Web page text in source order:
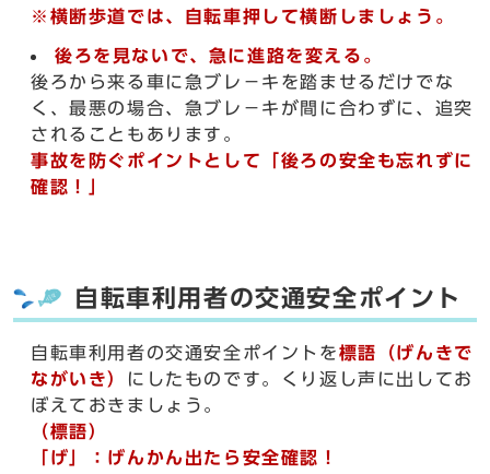
※横断歩道では、自転車押して横断しましょう。
後ろを見ないで、急に進路を変える。
後ろから来る車に急ブレ－キを踏ませるだけでな
く、最悪の場合、急ブレ－キが間に合わずに、追突
されることもあります。
事故を防ぐポイントとして「後ろの安全も忘れずに
確認！」
自転車利用者の交通安全ポイント
自転車利用者の交通安全ポイントを標語（げんきで
ながいき）
にしたものです。くり返し声に出してお
ぼえておきましょう。
（標語）
「げ」：げんかん出たら安全確認！